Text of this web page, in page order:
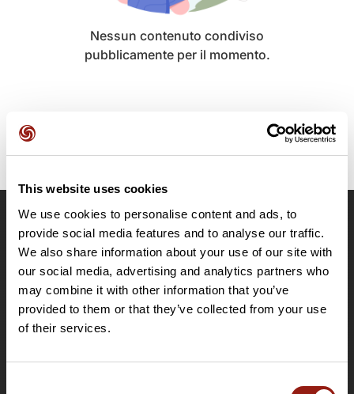
This website uses cookies
We use cookies to personalise content and ads, to
provide social media features and to analyse our traffic.
We also share information about your use of our site with
our social media, advertising and analytics partners who
may combine it with other information that you’ve
provided to them or that they’ve collected from your use
of their services.
Nessun contenuto condiviso
pubblicamente per il momento.
OpenRunner
Team
Lavora con noi
Riguardo a
Contatti